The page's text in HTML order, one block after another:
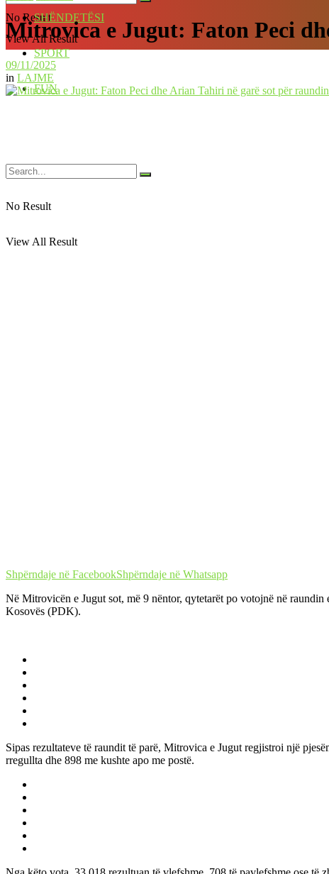
No Result
View All Result
SHËNDETËSI
SPORT
FUN
No Result
View All Result
Mitrovica e Jugut: Faton Peci
09/11/2025
in LAJME
Shpërndaje në FacebookShpërndaje në Whatsapp
Në Mitrovicën e Jugut sot, më 9 nëntor, qytetarët po votojnë në
Kosovës (PDK).
Sipas rezultateve të raundit të parë, Mitrovica e Jugut regjistroi një
rregullta dhe 898 me kushte apo me postë.